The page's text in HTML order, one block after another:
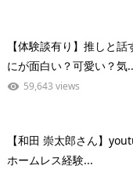
【体験談有り】推しと
にが面白い？可愛い？気
59,643 views
【和田 崇太郎さん】
ホームレス経験...